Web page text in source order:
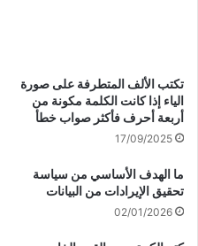
تكتب الألف المتطرفة على صورة
الياء إذا كانت الكلمة مكونة من
أربعة أحرف فأكثر صواب خطأ
17/09/2025
ما الهدف الأساسي من سياسة
تحقيق الإيرادات من البيانات
02/01/2026